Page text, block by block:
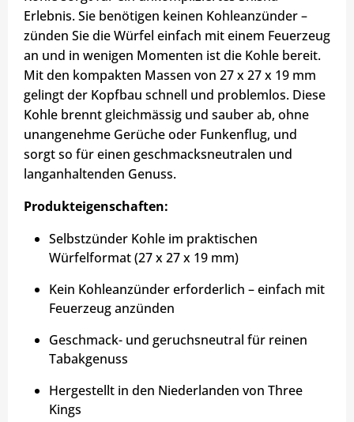
Erlebnis. Sie benötigen keinen Kohleanzünder –
zünden Sie die Würfel einfach mit einem Feuerzeug
an und in wenigen Momenten ist die Kohle bereit.
Mit den kompakten Massen von 27 x 27 x 19 mm
gelingt der Kopfbau schnell und problemlos. Diese
Kohle brennt gleichmässig und sauber ab, ohne
unangenehme Gerüche oder Funkenflug, und
sorgt so für einen geschmacksneutralen und
langanhaltenden Genuss.
Produkteigenschaften:
Selbstzünder Kohle im praktischen
Würfelformat (27 x 27 x 19 mm)
Kein Kohleanzünder erforderlich – einfach mit
Feuerzeug anzünden
Geschmack- und geruchsneutral für reinen
Tabakgenuss
Hergestellt in den Niederlanden von Three
Kings